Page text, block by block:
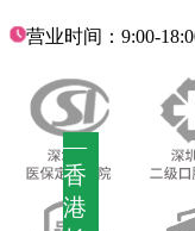
—
香
港
营业时间：9:00-